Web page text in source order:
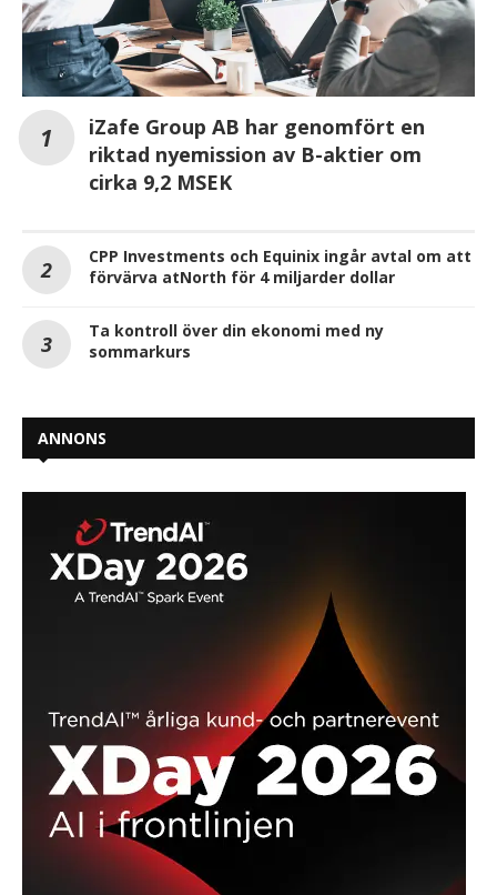
iZafe Group AB har genomfört en
riktad nyemission av B-aktier om
cirka 9,2 MSEK
CPP Investments och Equinix ingår avtal om att
förvärva atNorth för 4 miljarder dollar
Ta kontroll över din ekonomi med ny
sommarkurs
ANNONS